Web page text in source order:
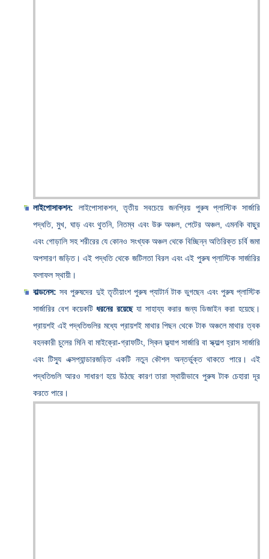
লাইপোসাকশন: লাইপোসাকশন, তৃতীয় সবচেয়ে জনপ্রিয় পুরুষ প্লাস্টিক সার্জারি
পদ্ধতি, মুখ, ঘাড় এবং থুতনি, নিতম্ব এবং উরু অঞ্চল, পেটের অঞ্চল, এমনকি বাছুর
এবং গোড়ালি সহ শরীরের যে কোনও সংখ্যক অঞ্চল থেকে বিচ্ছিন্ন অতিরিক্ত চর্বি জমা
অপসারণ জড়িত। এই পদ্ধতি থেকে জটিলতা বিরল এবং এই পুরুষ প্লাস্টিক সার্জারির
ফলাফল স্থায়ী।
বাল্ডনেস:সব পুরুষদের দুই তৃতীয়াংশ পুরুষ প্যাটার্ন টাক ভুগছেন এবং পুরুষ প্লাস্টিক
সার্জারির বেশ কয়েকটিধরনের রয়েছেযা সাহায্য করার জন্য ডিজাইন করা হয়েছে।
প্রায়শই এই পদ্ধতিগুলির মধ্যে প্রায়শই মাথার পিছন থেকে টাক অঞ্চলে মাথার ত্বক
বহনকারী চুলের মিনি বা মাইক্রো-গ্রাফটিং, স্কিন ফ্ল্যাপ সার্জারি বা স্ক্যাল্প হ্রাস সার্জারি
এবং টিস্যু এক্সপ্যান্ডারজড়িত একটি নতুন কৌশল অন্তর্ভুক্ত থাকতে পারে। এই
পদ্ধতিগুলি আরও সাধারণ হয়ে উঠছে কারণ তারা স্থায়ীভাবে পুরুষ টাক চেহারা দূর
করতে পারে।